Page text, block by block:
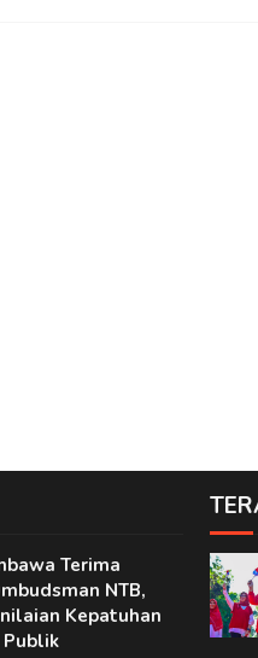
Terima
NTB,
Kepatuhan